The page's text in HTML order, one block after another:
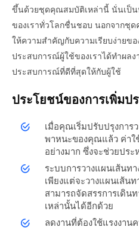
ขึ้นด้วยชุดคุณสมบัติเหล่านี้ นั่นเป็น
ของเราทั่วโลกชื่นชอบ นอกจากชุ
ให้ความสำคัญกับความเรียบง่ายข
ประสบการณ์ผู้ใช้ของเราได้ทำผลง
ประสบการณ์ที่ดีที่สุดให้กับผู้ใช้
ประโยชน์ของการเพิ่มป
เมื่อคุณเริ่มปรับปรุงการ
พาหนะของคุณแล้ว ค่าใ
อย่างมาก ซึ่งจะช่วยปร
ระบบการวางแผนเส้นท
เพียงแต่จะวางแผนเส้น
สามารถจัดสรรการเดิน
เหล่านั้นได้อีกด้วย
ลดงานที่ต้องใช้แรงงาน